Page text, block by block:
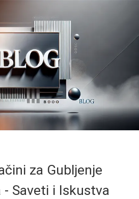
za Gubljenje
- Saveti i Iskustva